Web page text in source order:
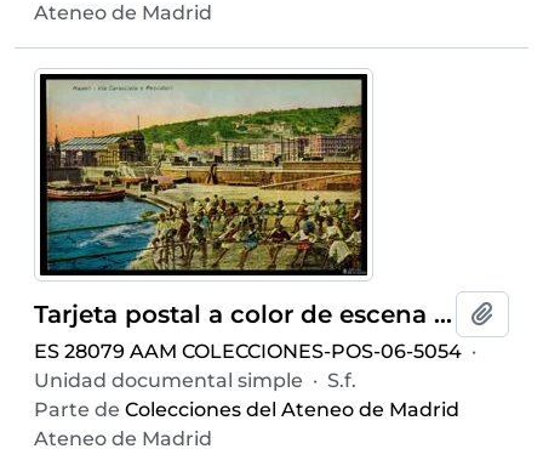
Ateneo de Madrid
Tarjeta postal a color de escena costumbrista de pescadores en la Via Caracciolo de Nápoles editada por Ditta R. Zedda di Vincenzo Carcavallo en la misma ciudad
ES 28079 AAM COLECCIONES-POS-06-5054 ·
Unidad documental simple · S.f.
Parte de Colecciones del Ateneo de Madrid
Ateneo de Madrid